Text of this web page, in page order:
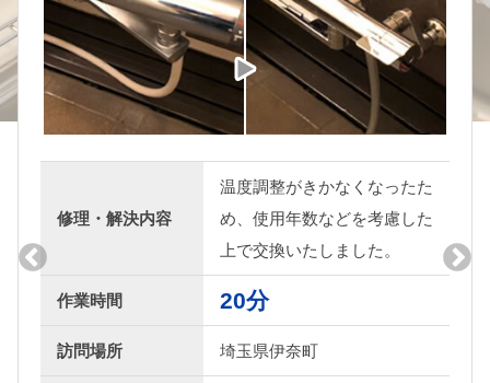
修理・解決内容
温度調整がきかなくなったた
め、使用年数などを考慮した
上で交換いたしました。
作業時間 20分
訪問場所 埼玉県伊奈町